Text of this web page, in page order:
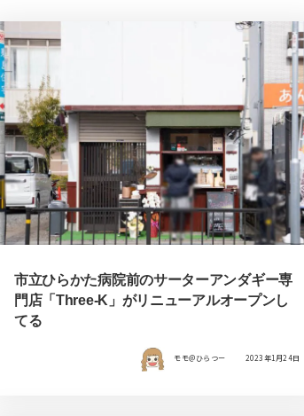
市立ひらかた病院前のサーターアンダギー専
門店「Three-K」がリニューアルオープンし
てる
モモ＠ひらつー 2023年1月24日